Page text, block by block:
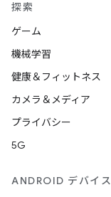
探索
ゲーム
機械学習
健康＆フィットネス
カメラ＆メディア
プライバシー
5G
ANDROID デバイス